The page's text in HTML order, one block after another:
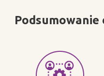
Podsumowanie